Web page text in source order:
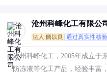
沧州科峰化工有限公
法人:阙以良 通过真实性核验
沧州科峰化工，2005年成立于
防冻液等化工产品，经验丰富